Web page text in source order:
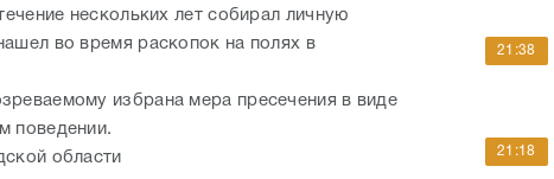
нескольких лет собирал личную
во время раскопок на полях в
избрана мера пресечения в виде
поведении.
области
21:38
21:18